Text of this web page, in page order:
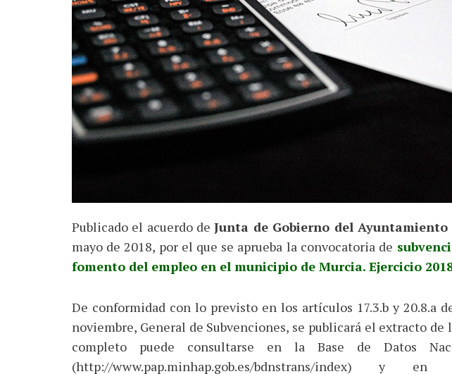
Publicado el acuerdo deJunta de Gobierno del Ayuntamiento
mayo de 2018, por el que se aprueba la convocatoria de
fomento del empleo en el municipio de Murcia. Ejercicio
De conformidad con lo previsto en los artículos 17.3.b y 20.8.a
noviembre, General de Subvenciones, se publicará el extracto
completo puede consultarse en la Base de Datos
(http://www.pap.minhap.gob.es/bdnstrans/index)